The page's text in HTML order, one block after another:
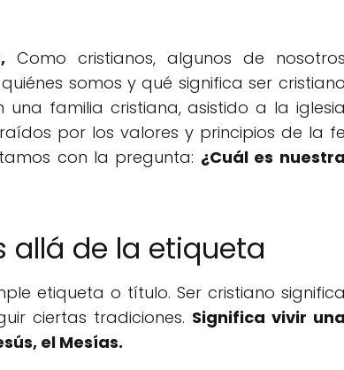
Como cristianos, algunos de nosotros
somos y qué significa ser cristiano
familia cristiana, asistido a la iglesia
por los valores y principios de la fe
con la pregunta: ¿Cuál es nuestra
allá de la etiqueta
etiqueta o título. Ser cristiano significa
ciertas tradiciones. Significa vivir una
el Mesías.